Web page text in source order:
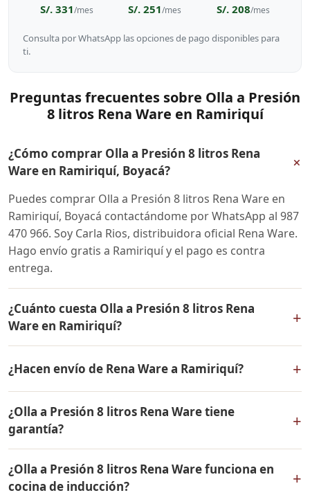
S/. 331/mes S/. 251/mes S/. 208/mes
Consulta por WhatsApp las opciones de pago disponibles para
ti.
Preguntas frecuentes sobre Olla a Presión
8 litros Rena Ware en Ramiriquí
¿Cómo comprar Olla a Presión 8 litros Rena
Ware en Ramiriquí, Boyacá?
+
Puedes comprar Olla a Presión 8 litros Rena Ware en
Ramiriquí, Boyacá contactándome por WhatsApp al 987
470 966. Soy Carla Rios, distribuidora oficial Rena Ware.
Hago envío gratis a Ramiriquí y el pago es contra
entrega.
¿Cuánto cuesta Olla a Presión 8 litros Rena
Ware en Ramiriquí?
+
mismo en todo Colombia. Contáctame por WhatsApp
para conocer el precio actual, promociones disponibles
y facilidades de pago en cuotas desde el 10% de inicial.
¿Hacen envío de Rena Ware a Ramiriquí? +
Ware a Ramiriquí, Boyacá y a todo Colombia. El pago es
contra entrega.
¿Olla a Presión 8 litros Rena Ware tiene
garantía?
+
por vida contra defectos de fabricación. Todos los
productos Rena Ware están fabricados en acero
¿Olla a Presión 8 litros Rena Ware funciona en
cocina de inducción?
+